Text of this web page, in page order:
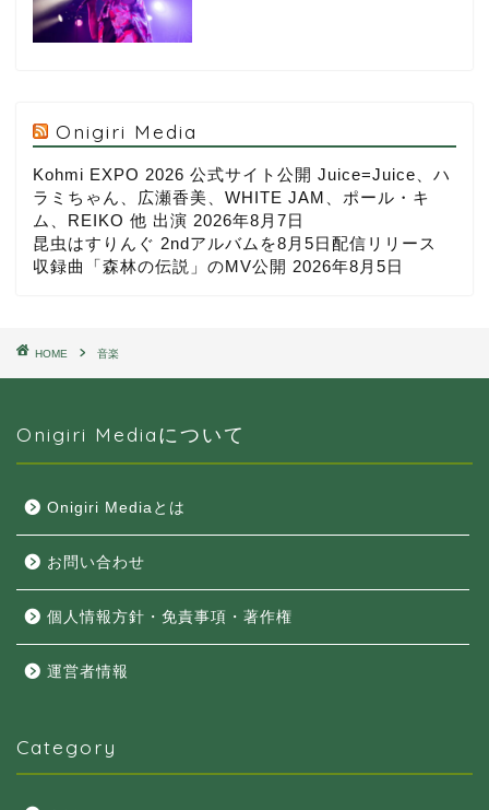
Onigiri Media
Kohmi EXPO 2026 公式サイト公開 Juice=Juice、ハ
ラミちゃん、広瀬香美、WHITE JAM、ポール・キ
ム、REIKO 他 出演 2026年8月7日
昆虫はすりんぐ 2ndアルバムを8月5日配信リリース
収録曲「森林の伝説」のMV公開 2026年8月5日
HOME 音楽
Onigiri Mediaについて
Onigiri Mediaとは
お問い合わせ
個人情報方針・免責事項・著作権
運営者情報
Category